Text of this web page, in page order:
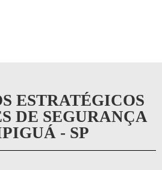
ESTRATÉGICOS
DE SEGURANÇA
- SP